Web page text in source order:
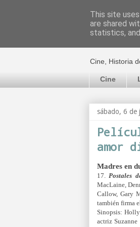
El
Cine, Historia
Cine
sábado, 6 de
amor
Madres en
17. Postales
MacLaine,
Callow, Gary
también firma
Sinopsis:
actriz
This site
are shared
statistics,